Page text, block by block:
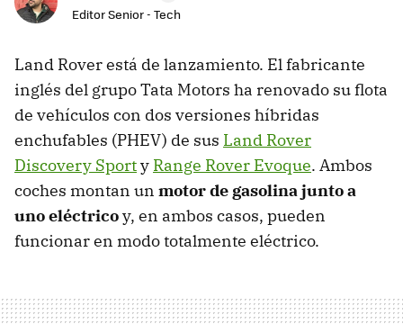
Editor Senior - Tech
Land Rover está de lanzamiento. El fabricante
inglés del grupo Tata Motors ha renovado su flota
de vehículos con dos versiones híbridas
enchufables (PHEV) de sus Land Rover
Discovery Sporty Range Rover Evoque. Ambos
coches montan un motor de gasolina junto a
uno eléctricoy, en ambos casos, pueden
funcionar en modo totalmente eléctrico.